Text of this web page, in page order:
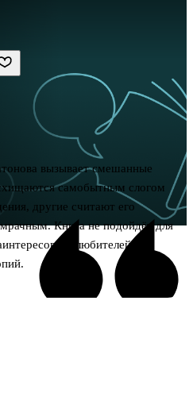
вызывает смешанные
самобытным слогом
другие считают его
Книга не подойдёт для
любителей